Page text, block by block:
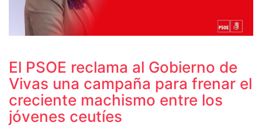
El PSOE reclama al Gobierno de
Vivas una campaña para frenar el
creciente machismo entre los
jóvenes ceutíes